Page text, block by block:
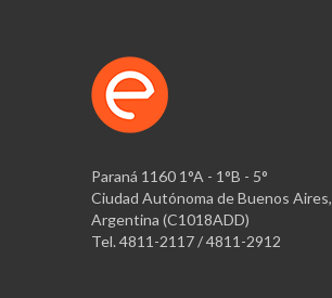
Paraná 1160 1°A - 1°B - 5°
Ciudad Autónoma de Buenos Aires,
Argentina (C1018ADD)
Tel. 4811-2117 / 4811-2912